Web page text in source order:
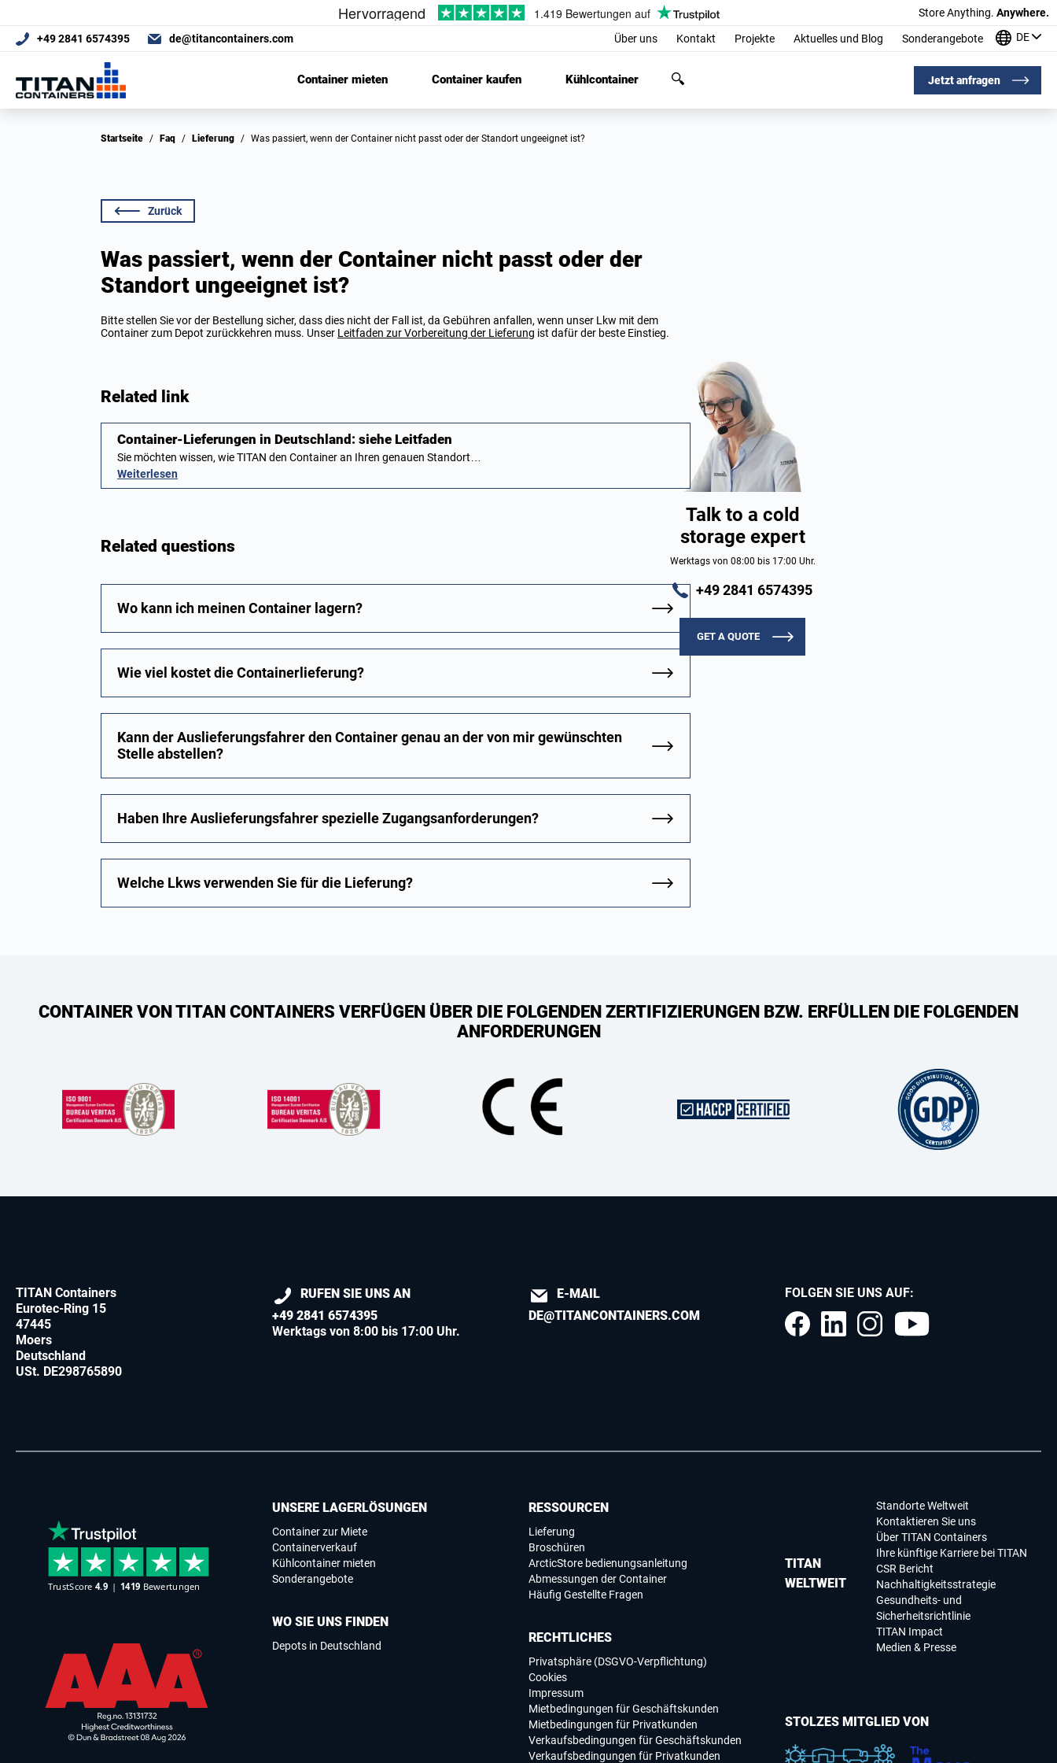
Store Anything. Anywhere.
+49 2841 6574395 de@titancontainers.com Über uns Kontakt Projekte Aktuelles und Blog Sonderangebote DE
Container mieten Container kaufen Kühlcontainer Jetzt anfragen
Startseite / Faq / Lieferung / Was passiert, wenn der Container nicht passt oder der Standort ungeeignet ist?
Zurück
Was passiert, wenn der Container nicht passt oder der
Standort ungeeignet ist?
Bitte stellen Sie vor der Bestellung sicher, dass dies nicht der Fall ist, da Gebühren anfallen, wenn unser Lkw mit dem
Container zum Depot zurückkehren muss. Unser Leitfaden zur Vorbereitung der Lieferung ist dafür der beste Einstieg.
Related link
Container-Lieferungen in Deutschland: siehe Leitfaden
Sie möchten wissen, wie TITAN den Container an Ihren genauen Standort…
Weiterlesen
Related questions
Wo kann ich meinen Container lagern?
Wie viel kostet die Containerlieferung?
Kann der Auslieferungsfahrer den Container genau an der von mir gewünschten
Stelle abstellen?
Haben Ihre Auslieferungsfahrer spezielle Zugangsanforderungen?
Welche Lkws verwenden Sie für die Lieferung?
Talk to a cold
storage expert
Werktags von 08:00 bis 17:00 Uhr.
+49 2841 6574395
GET A QUOTE
CONTAINER VON TITAN CONTAINERS VERFÜGEN ÜBER DIE FOLGENDEN ZERTIFIZIERUNGEN BZW. ERFÜLLEN DIE FOLGENDEN
ANFORDERUNGEN
TITAN Containers
Eurotec-Ring 15
47445
Moers
Deutschland
USt. DE298765890
RUFEN SIE UNS AN
+49 2841 6574395
Werktags von 8:00 bis 17:00 Uhr.
E-MAIL
DE@TITANCONTAINERS.COM
FOLGEN SIE UNS AUF:
UNSERE LAGERLÖSUNGEN
Container zur Miete
Containerverkauf
Kühlcontainer mieten
Sonderangebote
WO SIE UNS FINDEN
Depots in Deutschland
TITAN
WELTWEIT
Standorte Weltweit
Kontaktieren Sie uns
Über TITAN Containers
Ihre künftige Karriere bei TITAN
CSR Bericht
Nachhaltigkeitsstrategie
Gesundheits- und
Sicherheitsrichtlinie
TITAN Impact
Medien & Presse
RESSOURCEN
Lieferung
Broschüren
ArcticStore bedienungsanleitung
Abmessungen der Container
Häufig Gestellte Fragen
RECHTLICHES
Privatsphäre (DSGVO-Verpflichtung)
Cookies
Impressum
Mietbedingungen für Geschäftskunden
Mietbedingungen für Privatkunden
Verkaufsbedingungen für Geschäftskunden
Verkaufsbedingungen für Privatkunden
STOLZES MITGLIED VON